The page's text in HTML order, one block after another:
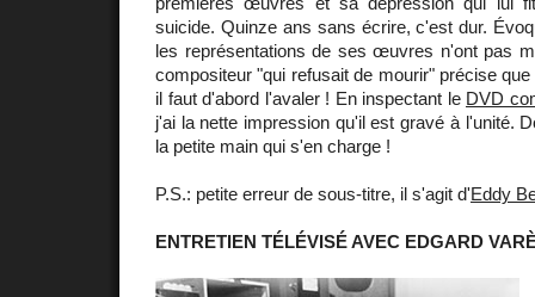
suicide. Quinze ans sans écrire, c'est dur.
les représentations de ses œuvres n'ont pas
compositeur "qui refusait de mourir" précise
il faut d'abord l'avaler ! En inspectant le DVD
j'ai la nette impression qu'il est gravé à l'unité.
la petite main qui s'en charge !
P.S.: petite erreur de sous-titre, il s'agit d'Eddy
ENTRETIEN TÉLÉVISÉ AVEC EDGARD